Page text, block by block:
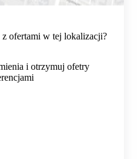
z ofertami w tej lokalizacji?
i otrzymuj ofetry